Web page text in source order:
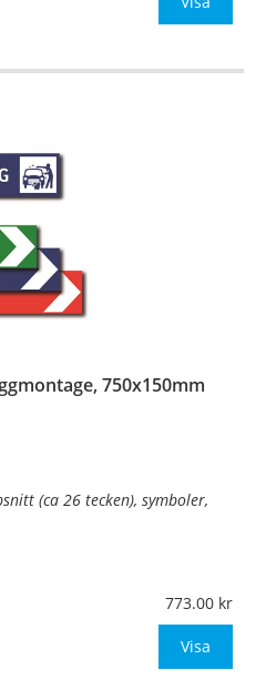
750x150mm
(ca 26 tecken), symboler,
0,7mm (väggmontage)
mått upp till 0,12m²)
773.00
Visa